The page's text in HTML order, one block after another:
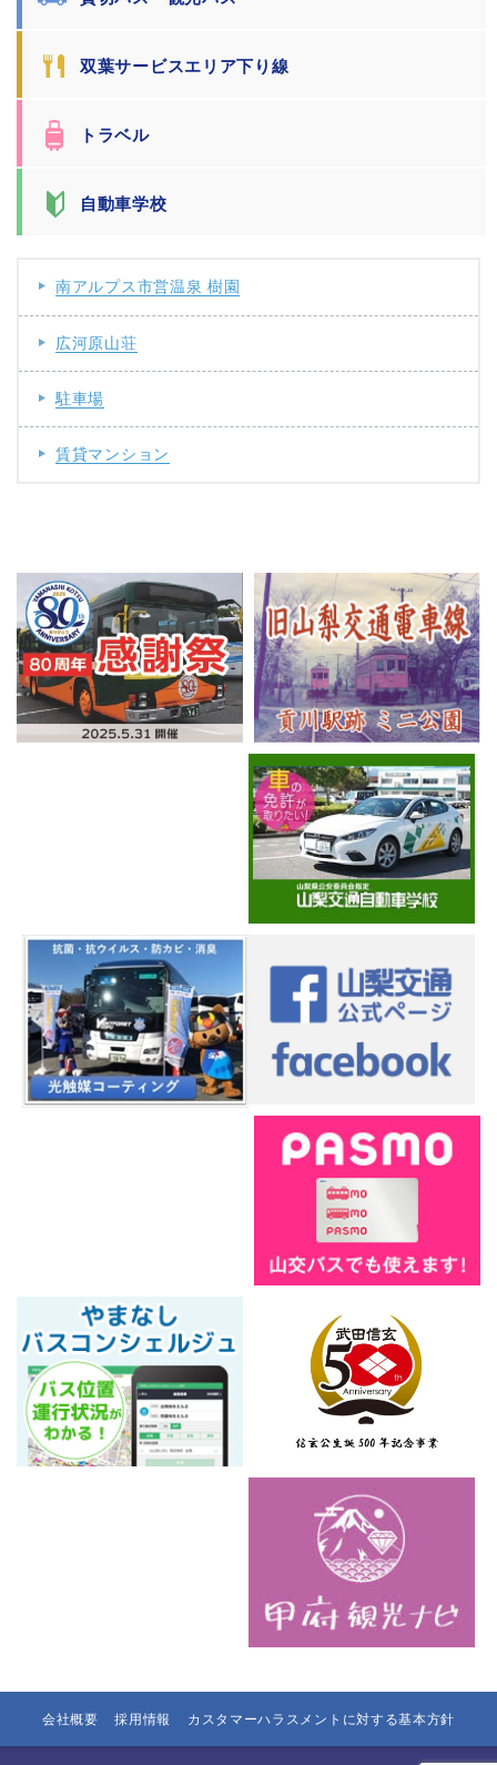
双葉サービスエリア下り線
トラベル
自動車学校
南アルプス市営温泉 樹園
広河原山荘
駐車場
賃貸マンション
会社概要 採用情報 カスタマーハラスメントに対する基本方針